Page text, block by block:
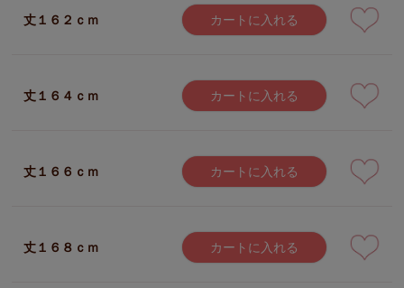
丈１６２ｃｍ カートに入れる
丈１６４ｃｍ カートに入れる
丈１６６ｃｍ カートに入れる
丈１６８ｃｍ カートに入れる